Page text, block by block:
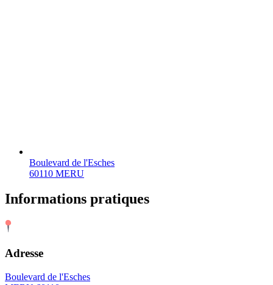
Boulevard de l'Esches
60110 MERU
Informations pratiques
Adresse
Boulevard de l'Esches